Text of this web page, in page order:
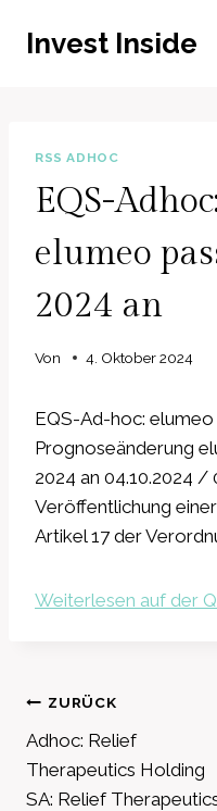
InhaltInvest Inside
RSS ADHOC
EQS-
elumeo
2024 an
Von 4. Oktober 2024
EQS-Ad-hoc:
Prognoseänderung
2024 an 04.10.2024
Veröffentlichung
Artikel 17 der
Weiterlesen auf der
ZURÜCK
Adhoc: Relief
Therapeutics Holding
SA: Relief